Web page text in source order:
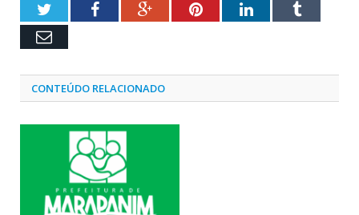
TwitterFacebookGoogle+PinterestLinkedInTumblr
Email
CONTEÚDO RELACIONADO